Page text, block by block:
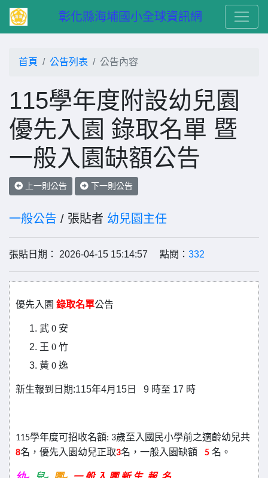
彰化縣海埔國小全球資訊網
首頁 公告列表 公告內容
115學年度附設幼兒園
優先入園 錄取名單 暨
一般入園缺額公告
上一則公告 下一則公告
一般公告 / 張貼者 幼兒園主任
張貼日期： 2026-04-15 15:14:57 點閱： 332
優先入園 錄取名單公告
武 0 安
王 0 竹
黃 0 逸
新生報到日期:115年4月 15 日 9 時至 17 時
115學年度可招收名額: 3歲至入國民小學前之適齡幼兒共
8名，優先入園幼兒正取3名，一般入園缺額 5 名。